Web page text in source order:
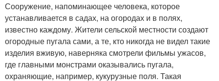
Сооружение, напоминающее человека, которое
устанавливается в садах, на огородах и в полях,
известно каждому. Жители сельской местности создают
огородные пугала сами, а те, кто никогда не видел такие
изделия вживую, наверняка смотрели фильмы ужасов,
где главными монстрами оказывались пугала,
охраняющие, например, кукурузные поля. Такая